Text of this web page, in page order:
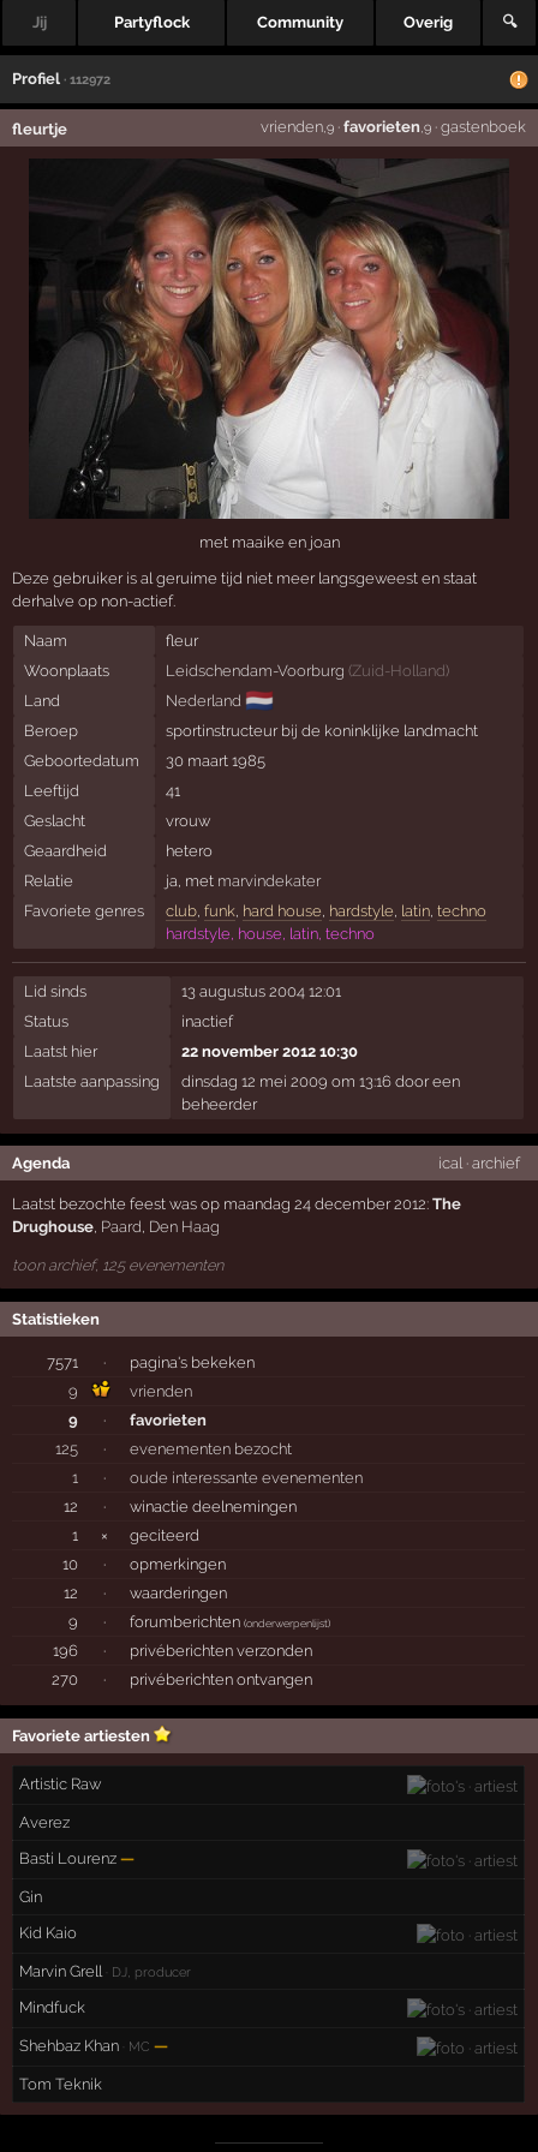
Jij Partyflock Community Overig 🔍
Profiel · 112972
fleurtje vrienden,9· favorieten ,9· gastenboek
met maaike en joan
Deze gebruiker is al geruime tijd niet meer langsgeweest en staat
derhalve op non-actief.
Naam
fleur
Woonplaats
Leidschendam-Voorburg (Zuid-Holland)
Land
Nederland 🇳🇱
Beroep
sportinstructeur bij de koninklijke landmacht
Geboortedatum
30 maart 1985
Leeftijd
41
Geslacht
vrouw
Geaardheid
hetero
Relatie
ja, met marvindekater
Favoriete genres
club, funk, hard house hardstyle latin, techno
hardstyle, house, latin, techno
Lid sinds
13 augustus 2004 12:01
Status
inactief
Laatst hier
22 november 2012 10:30
Laatste aanpassing
dinsdag 12 mei 2009 om 13:16 door een
beheerder
Agenda ical· archief
Laatst bezochte feest was op maandag 24 december 2012:The
Drughouse, Paard, Den Haag
toon archief, 125 evenementen
Statistieken
7571 ·
pagina's bekeken
9
vrienden
9
·
favorieten
125
·
evenementen bezocht
1
·
oude interessante evenementen
12
·
winactie deelnemingen
1
×
geciteerd
10
·
opmerkingen
12
·
waarderingen
9
· forumberichten(onderwerpenlijst)
196 ·
privéberichten verzonden
270
· privéberichten ontvangen
Favoriete artiesten
Artistic Raw
Averez
Basti Lourenz —
Gin
Kid Kaio
Marvin Grell · DJ, producer
Mindfuck
Shehbaz Khan · MC —
Tom Teknik